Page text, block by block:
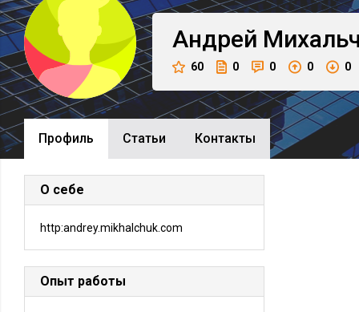
Андрей
60 0 0 0 0
Профиль Cтатьи Контакты
О себе
http:andrey.mikhalchuk.com
Опыт работы